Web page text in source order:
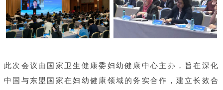
此次会议由国家卫生健康委妇幼健康中心主办，旨在深化
中国与东盟国家在妇幼健康领域的务实合作，建立长效合